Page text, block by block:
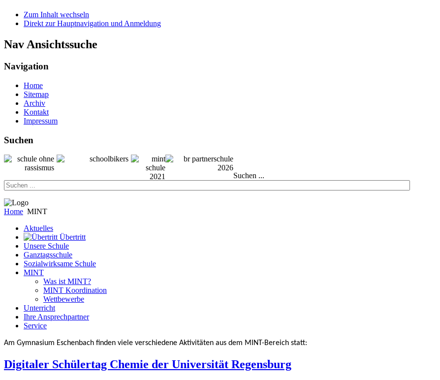
Zum Inhalt wechseln
Direkt zur Hauptnavigation und Anmeldung
Nav Ansichtssuche
Navigation
Home
Sitemap
Archiv
Kontakt
Impressum
Suchen
Suchen ...
Home MINT
Aktuelles
Übertritt
Unsere Schule
Ganztagsschule
Sozialwirksame Schule
MINT
Was ist MINT?
MINT Koordination
Wettbewerbe
Unterricht
Ihre Ansprechpartner
Service
Am Gymnasium Eschenbach finden viele verschiedene Aktivitäten aus dem MINT-Bereich statt:
Digitaler Schülertag Chemie der Universität Regensburg